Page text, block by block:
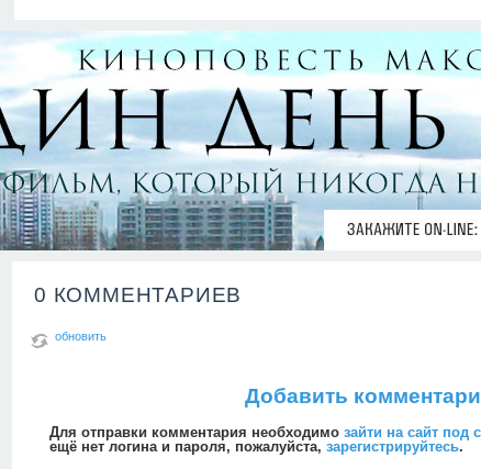
0 КОММЕНТАРИЕВ
обновить
Добавить
Для отправки комментария необходимо зайти на сайт под
ещё нет логина и пароля, пожалуйста, зарегистрируйтесь.